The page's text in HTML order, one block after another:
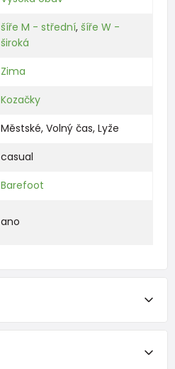
šíře M - střední, šíře W -
široká
Zima
Kozačky
Městské, Volný čas, Lyže
casual
Barefoot
ano